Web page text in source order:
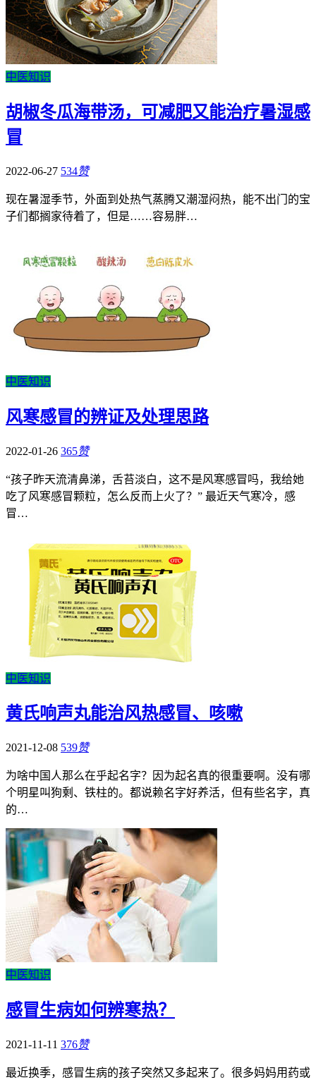
中医知识
胡椒冬瓜海带汤，可减肥又能治疗暑湿感
冒
2022-06-27 534赞
现在暑湿季节，外面到处热气蒸腾又潮湿闷热，能不出门的宝
子们都搁家待着了，但是……容易胖…
中医知识
风寒感冒的辨证及处理思路
2022-01-26 365赞
“孩子昨天流清鼻涕，舌苔淡白，这不是风寒感冒吗，我给她
吃了风寒感冒颗粒，怎么反而上火了？” 最近天气寒冷，感
冒…
中医知识
黄氏响声丸能治风热感冒、咳嗽
2021-12-08 539赞
为啥中国人那么在乎起名字？因为起名真的很重要啊。没有哪
个明星叫狗剩、铁柱的。都说赖名字好养活，但有些名字，真
的…
中医知识
感冒生病如何辨寒热？
2021-11-11 376赞
最近换季，感冒生病的孩子突然又多起来了。很多妈妈用药或